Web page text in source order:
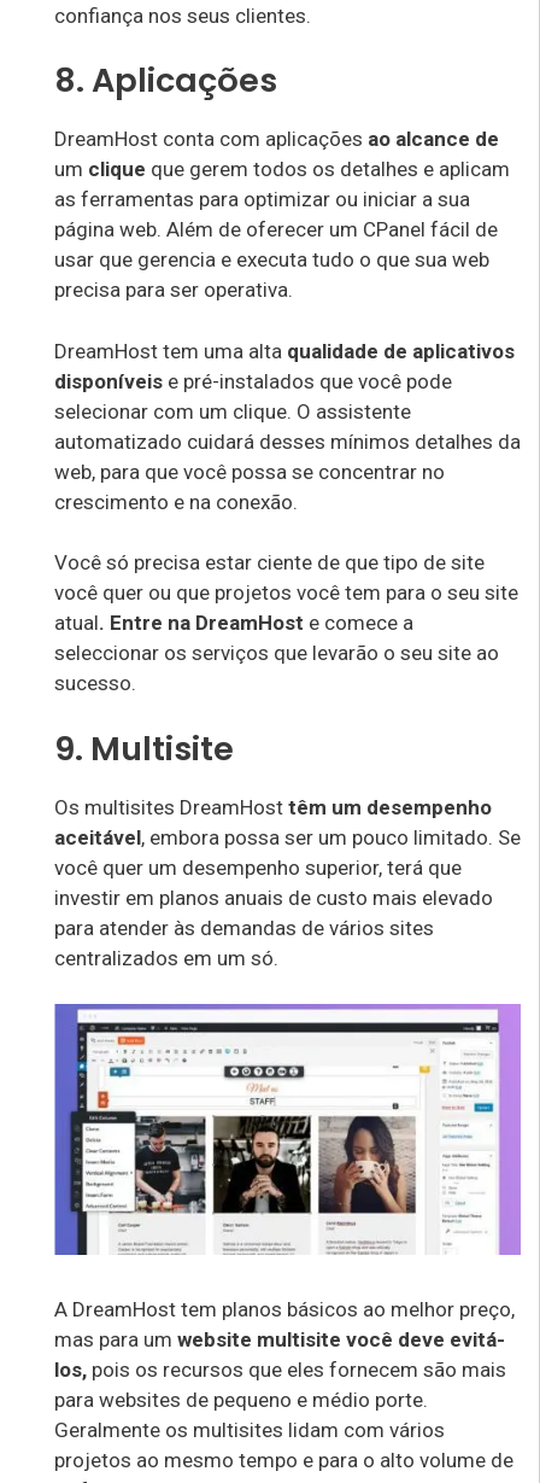
confiança nos seus clientes.
8. Aplicações
DreamHost conta com aplicações ao alcance de
um clique que gerem todos os detalhes e aplicam
as ferramentas para optimizar ou iniciar a sua
página web. Além de oferecer um CPanel fácil de
usar que gerencia e executa tudo o que sua web
precisa para ser operativa.
DreamHost tem uma alta qualidade de aplicativos
disponíveis e pré-instalados que você pode
selecionar com um clique. O assistente
automatizado cuidará desses mínimos detalhes da
web, para que você possa se concentrar no
crescimento e na conexão.
Você só precisa estar ciente de que tipo de site
você quer ou que projetos você tem para o seu site
atual. Entre na DreamHost e comece a
seleccionar os serviços que levarão o seu site ao
sucesso.
9. Multisite
Os multisites DreamHost têm um desempenho
aceitável, embora possa ser um pouco limitado. Se
você quer um desempenho superior, terá que
investir em planos anuais de custo mais elevado
para atender às demandas de vários sites
centralizados em um só.
A DreamHost tem planos básicos ao melhor preço,
mas para um website multisite você deve evitá-
los, pois os recursos que eles fornecem são mais
para websites de pequeno e médio porte.
Geralmente os multisites lidam com vários
projetos ao mesmo tempo e para o alto volume de